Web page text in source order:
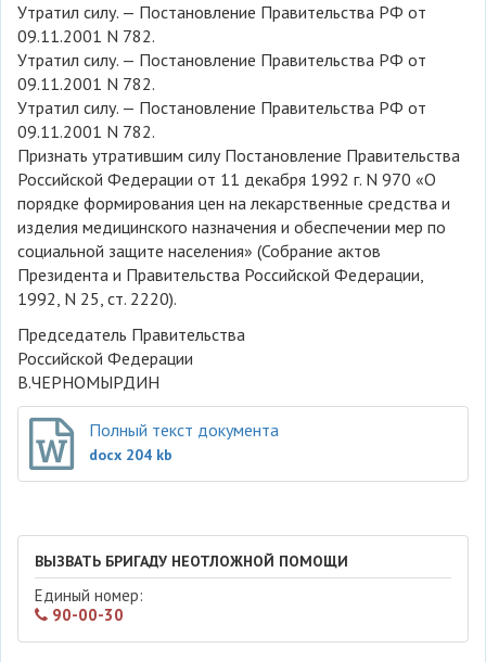
Утратил силу. — Постановление Правительства РФ от
09.11.2001 N 782.
Утратил силу. — Постановление Правительства РФ от
09.11.2001 N 782.
Утратил силу. — Постановление Правительства РФ от
09.11.2001 N 782.
Признать утратившим силу Постановление Правительства
Российской Федерации от 11 декабря 1992 г. N 970 «О
порядке формирования цен на лекарственные средства и
изделия медицинского назначения и обеспечении мер по
социальной защите населения» (Собрание актов
Президента и Правительства Российской Федерации,
1992, N 25, ст. 2220).
Председатель Правительства
Российской Федерации
В.ЧЕРНОМЫРДИН
Полный текст документа
docx 204 kb
ВЫЗВАТЬ БРИГАДУ НЕОТЛОЖНОЙ ПОМОЩИ
Единый номер:
90-00-30